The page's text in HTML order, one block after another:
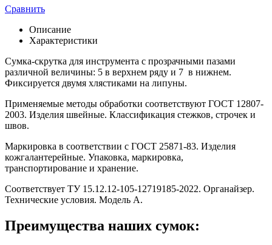
Сравнить
Описание
Характеристики
Сумка-скрутка для инструмента с прозрачными пазами
различной величины: 5 в верхнем ряду и 7 в нижнем.
Фиксируется двумя хлястиками на липуны.
Применяемые методы обработки соответствуют ГОСТ 12807-
2003. Изделия швейные. Классификация стежков, строчек и
швов.
Маркировка в соответствии с ГОСТ 25871-83. Изделия
кожгалантерейные. Упаковка, маркировка,
транспортирование и хранение.
Соответствует ТУ 15.12.12-105-12719185-2022. Органайзер.
Технические условия. Модель А.
Преимущества наших сумок: